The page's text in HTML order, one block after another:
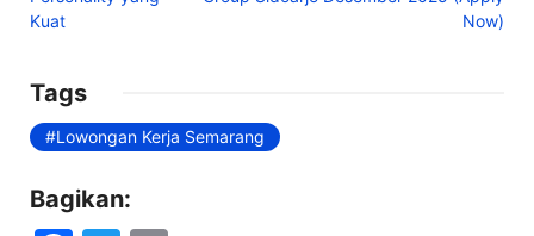
Kuat
Now)
Tags
Lowongan Kerja Semarang
Bagikan: